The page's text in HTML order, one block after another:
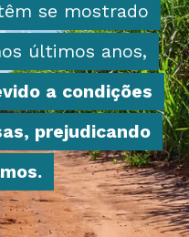
se mostrado
últimos anos,
a condições
prejudicando
se mostrado
últimos anos,
a condições
prejudicando